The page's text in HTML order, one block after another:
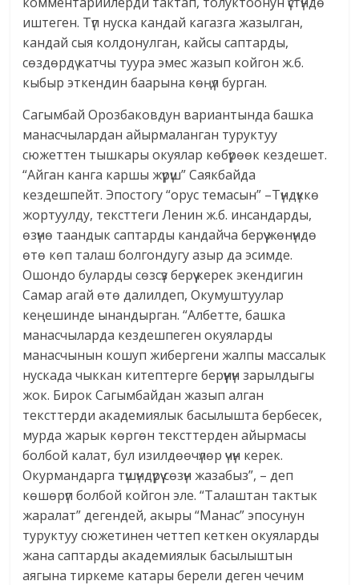
иштеген. Түп нуска кандай кагазга жазылган,
кандай сыя колдонулган, кайсы саптарды,
сөздөрдү катчы туура эмес жазып койгон ж.б.
кыбыр эткендин баарына көңүл бурган.
Сагымбай Орозбаковдун вариантында башка
манасчылардан айырмаланган туруктуу
сюжеттен тышкары окуялар көбүрөөк кездешет.
“Айган канга каршы жүрүш” Саякбайда
кездешпейт. Эпостогу “орус темасын” –Түндүккө
жортуулду, тексттеги Ленин ж.б. инсандарды,
өзүнө таандык саптарды кандайча берүү жөнүндө
өтө көп талаш болгондугу азыр да эсимде.
Ошондо буларды сөзсүз берүү керек экендигин
Самар агай өтө далилдеп, Окумуштуулар
кеңешинде ынандырган. “Албетте, башка
манасчыларда кездешпеген окуяларды
манасчынын кошуп жибергени жалпы массалык
нускада чыккан китептерге берүүнүн зарылдыгы
жок. Бирок Сагымбайдан жазып алган
тексттерди академиялык басылышта бербесек,
мурда жарык көргөн тексттерден айырмасы
болбой калат, бул изилдөөчүлөр үчүн керек.
Окурмандарга түшүндүрүү сөзүн жазабыз”, – деп
көшөрүп болбой койгон эле. “Талаштан тактык
жаралат” дегендей, акыры “Манас” эпосунун
туруктуу сюжетинен четтеп кеткен окуяларды
жана саптарды академиялык басылыштын
аягына тиркеме катары берели деген чечим